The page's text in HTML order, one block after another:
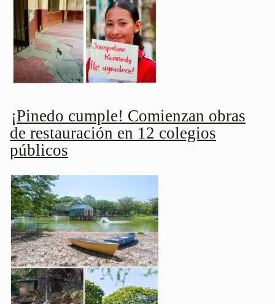
¡Pinedo cumple! Comienzan obras
de restauración en 12 colegios
públicos